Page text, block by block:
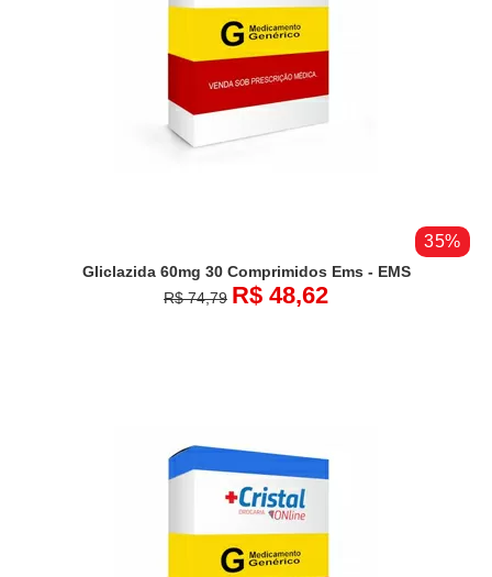
35%
Gliclazida 60mg 30 Comprimidos Ems - EMS
R$ 74,79 R$ 48,62